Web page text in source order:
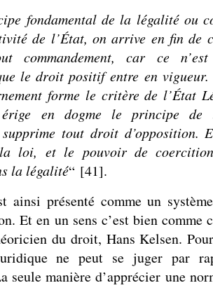
fondamental de la légalité ou
de l’État, on arrive en fin de
commandement, car ce
le droit positif entre en
forme le critère de l’État
en dogme le principe de
supprime tout droit
loi, et le pouvoir de
la légalité“ [41].
ainsi présenté comme un
Et en un sens c’est bien comme
du droit, Hans Kelsen.
ne peut se juger par
seule manière d’apprécier une